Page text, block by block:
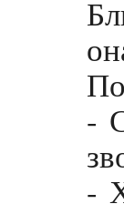
-
-